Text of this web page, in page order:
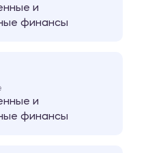
и
финансы
и
финансы